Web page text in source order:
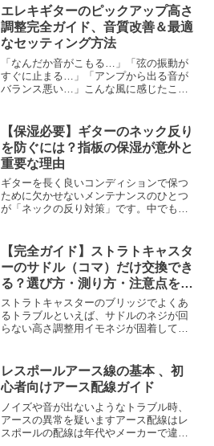
ー好きの性というのは厄介なもので、あ
れもこれも気になってしま...
エレキギターのピックアップ高さ
調整完全ガイド、音質改善＆最適
なセッティング方法
「なんだか音がこもる…」「弦の振動が
すぐに止まる…」「アンプから出る音が
バランス悪い…」こんな風に感じたこと
ん。ピックアップの高さは、ギターの音
に大きな影響を与える重要な...
【保湿必要】ギターのネック反り
を防ぐには？指板の保湿が意外と
重要な理由
ギターを長く良いコンディションで保つ
ために欠かせないメンテナンスのひとつ
が「ネックの反り対策」です。中でも意
うと、私のギター5本中3本が逆反りの状
態でした。そのうちの1...
【完全ガイド】ストラトキャスタ
ーのサドル（コマ）だけ交換でき
る？選び方・測り方・注意点をわ
かりやすく解説！
ストラトキャスターのブリッジでよくあ
るトラブルといえば、サドルのネジが回
らない高さ調整用イモネジが固着してい
「サドルだけ交換できるの？」と迷う人
が多いですが――結論：は...
レスポールアース線の基本 、初
心者向けアース配線ガイド
ノイズや音が出ないようなトラブル時、
アースの異常を疑いますアース配線はレ
スポールの配線は年代やメーカーで違う